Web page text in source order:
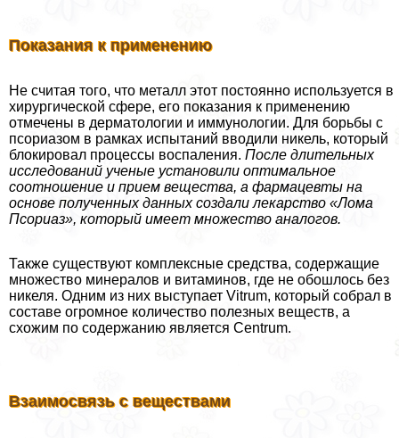
Показания к применению
Не считая того, что металл этот постоянно используется в
хирургической сфере, его показания к применению
отмечены в дерматологии и иммунологии. Для борьбы с
псориазом в рамках испытаний вводили никель, который
блокировал процессы воспаления. После длительных
исследований ученые установили оптимальное
соотношение и прием вещества, а фармацевты на
основе полученных данных создали лекарство «Лома
Псориаз», который имеет множество аналогов.
Также существуют комплексные средства, содержащие
множество минералов и витаминов, где не обошлось без
никеля. Одним из них выступает Vitrum, который собрал в
составе огромное количество полезных веществ, а
схожим по содержанию является Centrum.
Взаимосвязь с веществами